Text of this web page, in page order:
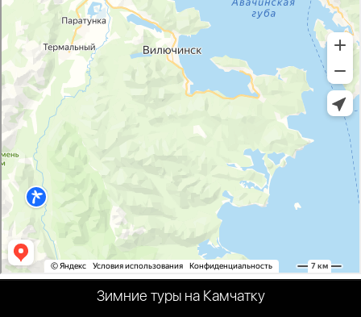
Зимние туры на Камчатку